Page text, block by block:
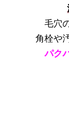
毛穴
角栓や
パク